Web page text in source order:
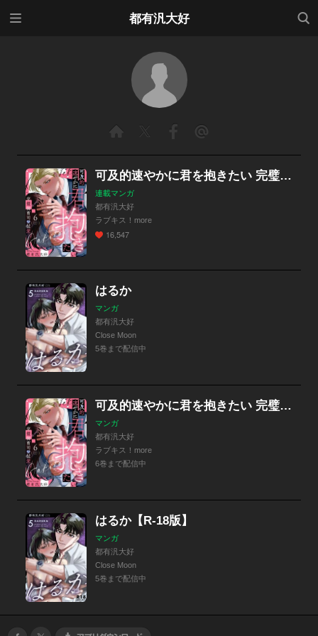
都有汎大好
検索
可及的速やかに君を抱きたい 完璧御曹司の猛愛（分冊版）
連載マンガ
都有汎大好
ラブキス！more
16,547
はるか
マンガ
都有汎大好
Close Moon
5巻まで配信中
可及的速やかに君を抱きたい 完璧御曹司の猛愛（分冊版）
マンガ
都有汎大好
ラブキス！more
6巻まで配信中
はるか【R-18版】
マンガ
都有汎大好
Close Moon
5巻まで配信中